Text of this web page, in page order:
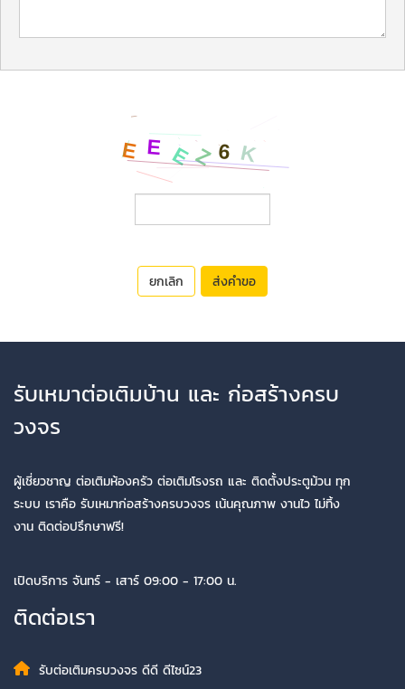
ยกเลิก ส่งคำขอ
รับเหมาต่อเติมบ้าน และ ก่อสร้างครบ
วงจร
ผู้เชี่ยวชาญ ต่อเติมห้องครัว ต่อเติมโรงรถ และ ติดตั้งประตูม้วน ทุก
ระบบ เราคือ รับเหมาก่อสร้างครบวงจร เน้นคุณภาพ งานไว ไม่ทิ้ง
งาน ติดต่อปรึกษาฟรี!
เปิดบริการ จันทร์ - เสาร์ 09:00 - 17:00 น.
ติดต่อเรา
รับต่อเติมครบวงจร ดีดี ดีไซน์23